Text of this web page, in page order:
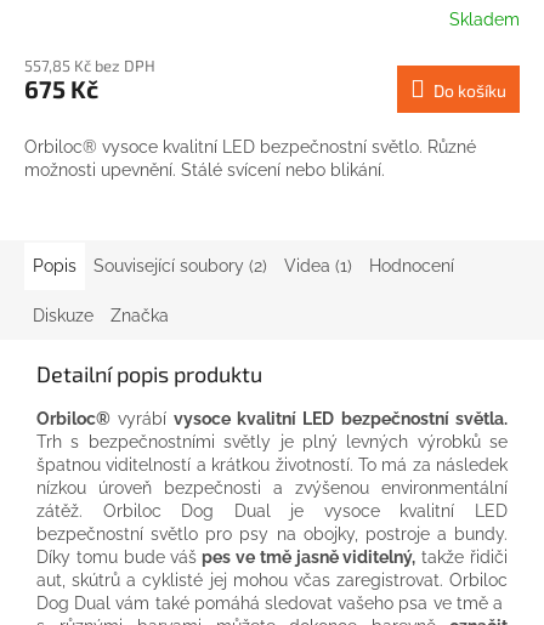
Skladem
557,85 Kč bez DPH
675 Kč Do košíku
Orbiloc® vysoce kvalitní LED bezpečnostní světlo. Různé
možnosti upevnění. Stálé svícení nebo blikání.
Popis Související soubory (2) Videa (1) Hodnocení
Diskuze Značka
Detailní popis produktu
Orbiloc® vyrábí vysoce kvalitní LED bezpečnostní světla.
Trh s bezpečnostními světly je plný levných výrobků se
špatnou viditelností a krátkou životností. To má za následek
nízkou úroveň bezpečnosti a zvýšenou environmentální
zátěž. Orbiloc Dog Dual je vysoce kvalitní LED
bezpečnostní světlo pro psy na obojky, postroje a bundy.
Díky tomu bude váš pes ve tmě jasně viditelný, takže řidiči
aut, skútrů a cyklisté jej mohou včas zaregistrovat. Orbiloc
Dog Dual vám také pomáhá sledovat vašeho psa ve tmě a